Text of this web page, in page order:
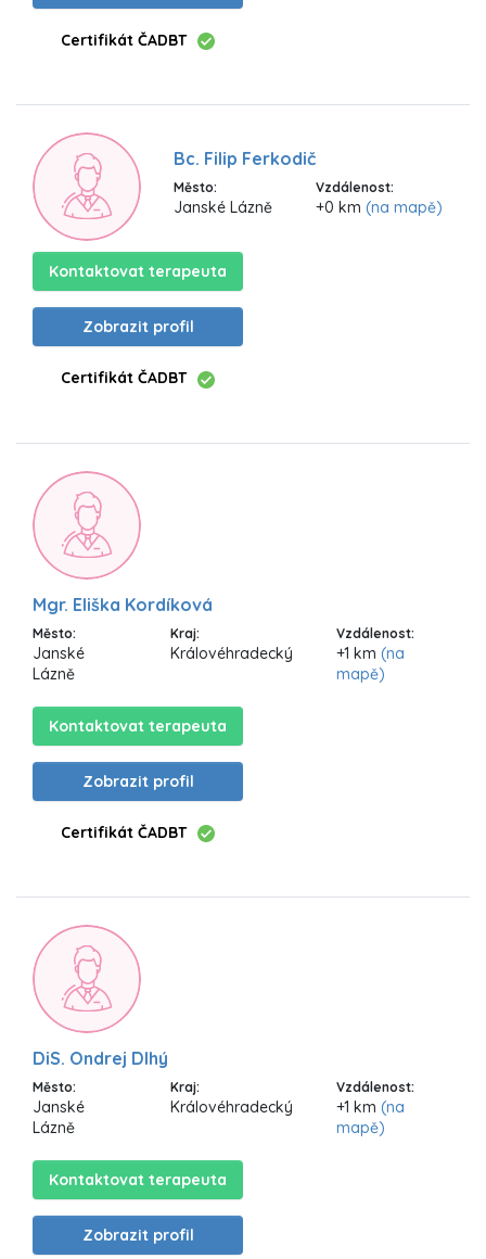
Certifikát ČADBT
Bc. Filip Ferkodič
Město:
Janské Lázně
Vzdálenost:
+0 km (na mapě)
Kontaktovat terapeuta
Zobrazit profil
Certifikát ČADBT
Mgr. Eliška Kordíková
Město:
Janské
Lázně
Kraj:
Královéhradecký
Vzdálenost:
+1 km(na
mapě)
Kontaktovat terapeuta
Zobrazit profil
Certifikát ČADBT
DiS. Ondrej Dlhý
Město:
Janské
Lázně
Kraj:
Královéhradecký
Vzdálenost:
+1 km(na
mapě)
Kontaktovat terapeuta
Zobrazit profil